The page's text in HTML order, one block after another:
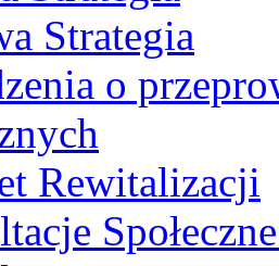
Strategia
o
Rewitalizacji